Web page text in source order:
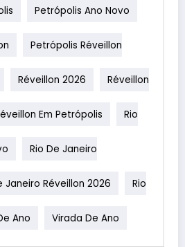
Petrópolis Ano Novo
Petrópolis Réveillon
Réveillon 2026 Réveillon
Em Petrópolis Rio
Rio De Janeiro
Janeiro Réveillon 2026 Rio
Ano Virada De Ano